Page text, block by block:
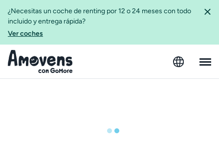
¿Necesitas un coche de renting por 12 o 24 meses con todo
incluido y entrega rápida?
Ver coches